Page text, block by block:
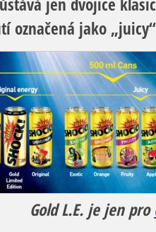
označená jako
Gold L.E. je jen pro